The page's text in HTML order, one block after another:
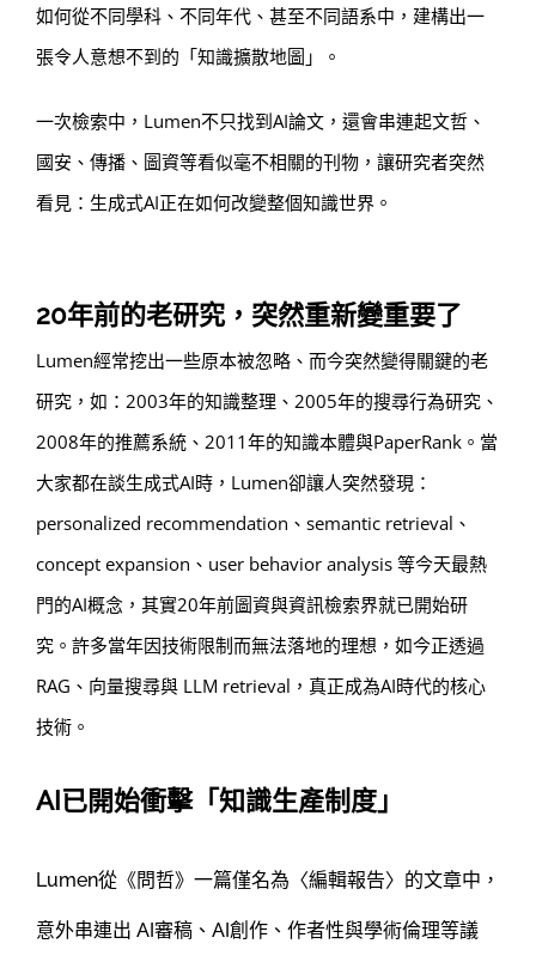
如何從不同學科、不同年代、甚至不同語系中，建構出一
張令人意想不到的「知識擴散地圖」。
一次檢索中，Lumen不只找到AI論文，還會串連起文哲、
國安、傳播、圖資等看似毫不相關的刊物，讓研究者突然
看見：生成式AI正在如何改變整個知識世界。
20年前的老研究，突然重新變重要了
Lumen經常挖出一些原本被忽略、而今突然變得關鍵的老
研究，如：2003年的知識整理、2005年的搜尋行為研究、
2008年的推薦系統、2011年的知識本體與PaperRank。當
大家都在談生成式AI時，Lumen卻讓人突然發現：
personalized recommendation、semantic retrieval、
concept expansion、user behavior analysis 等今天最熱
門的AI概念，其實20年前圖資與資訊檢索界就已開始研
究。許多當年因技術限制而無法落地的理想，如今正透過
RAG、向量搜尋與 LLM retrieval，真正成為AI時代的核心
技術。
AI已開始衝擊「知識生產制度」
Lumen從《問哲》一篇僅名為〈編輯報告〉的文章中，
意外串連出 AI審稿、AI創作、作者性與學術倫理等議